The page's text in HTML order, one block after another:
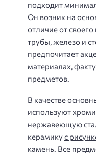
подходит
Он возник на
отличие от
трубы, железо и
предпочитает
материалах,
предметов.
В качестве
используют
нержавеющую
керамикус
камень. Все